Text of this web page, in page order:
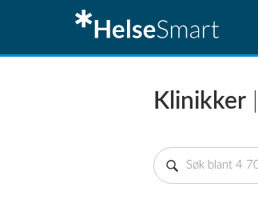
Klinikker